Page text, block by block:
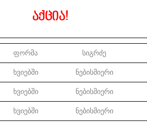
აქცია!
ფორმა სიგრძე
ხვიებში ნებისმიერი
ხვიებში ნებისმიერი
ხვიებში ნებისმიერი